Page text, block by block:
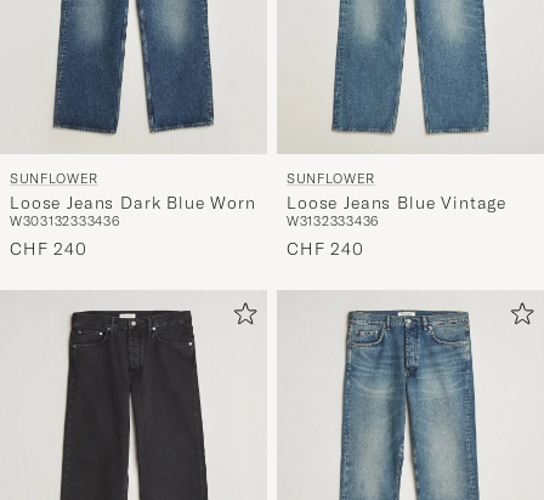
SUNFLOWER
Loose Jeans Dark Blue Worn
W303132333436
CHF 240
SUNFLOWER
Loose Jeans Blue Vintage
W3132333436
CHF 240